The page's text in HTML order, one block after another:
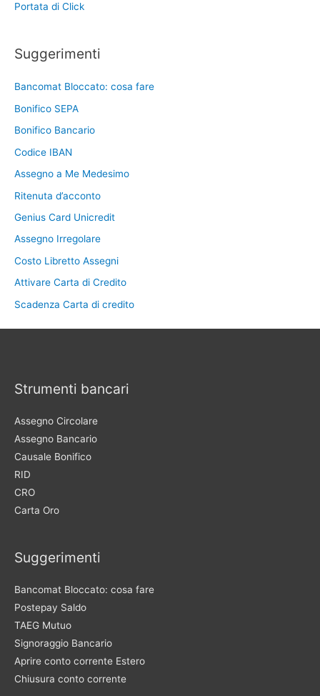
Portata di Click
Suggerimenti
Bancomat Bloccato: cosa fare
Bonifico SEPA
Bonifico Bancario
Codice IBAN
Assegno a Me Medesimo
Ritenuta d’acconto
Genius Card Unicredit
Assegno Irregolare
Costo Libretto Assegni
Attivare Carta di Credito
Scadenza Carta di credito
Strumenti bancari
Assegno Circolare
Assegno Bancario
Causale Bonifico
RID
CRO
Carta Oro
Suggerimenti
Bancomat Bloccato: cosa fare
Postepay Saldo
TAEG Mutuo
Signoraggio Bancario
Aprire conto corrente Estero
Chiusura conto corrente